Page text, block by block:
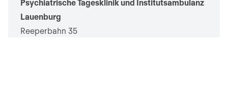
Psychiatrische Tagesklinik und Institutsambulanz
Lauenburg
Reeperbahn 35